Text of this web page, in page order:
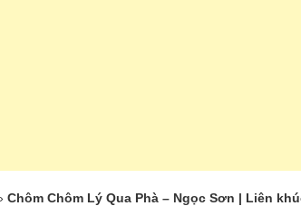
Chôm Chôm Lý Qua Phà – Ngọc Sơn | Liên